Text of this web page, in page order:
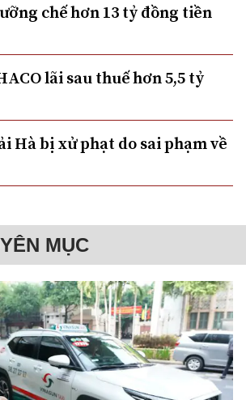
chế hơn 13 tỷ đồng tiền
lãi sau thuế hơn 5,5 tỷ
Hà bị xử phạt do sai phạm về
MỤC